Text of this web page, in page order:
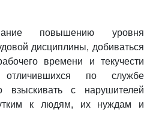
повышению уровня
дисциплины, добиваться
времени и текучести
по службе
взыскивать с нарушителей
к людям, их нуждам и